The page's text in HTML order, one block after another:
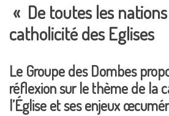
« De toutes les
catholicité des Eglises
Le Groupe des Dombes
réflexion sur le thème de la
l’Église et ses enjeux